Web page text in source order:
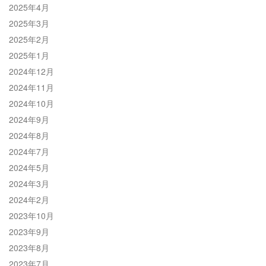
2025年4月
2025年3月
2025年2月
2025年1月
2024年12月
2024年11月
2024年10月
2024年9月
2024年8月
2024年7月
2024年5月
2024年3月
2024年2月
2023年10月
2023年9月
2023年8月
2023年7月